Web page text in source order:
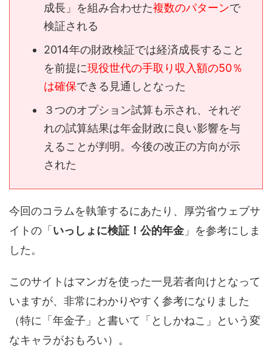
成長」を組み合わせた複数のパターンで
検証される
2014年の財政検証では経済成長すること
を前提に現役世代の手取り収入額の50％
は確保できる見通しとなった
３つのオプション試算も示され、それぞ
れの試算結果は年金財政に良い影響を与
えることが判明。今後の改正の方向が示
された
今回のコラムを執筆するにあたり、厚労省ウェブサ
イトの「 いっしょに検証！公的年金 」を参考にしま
した。
このサイトはマンガを使った一見若者向けとなって
いますが、非常にわかりやすく参考になりました
（特に「年金子」と書いて「としかねこ」という変
なキャラがおもろい）。